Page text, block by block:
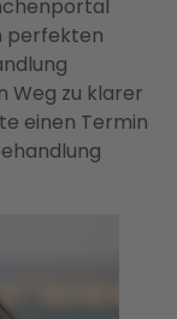
perfekten
Weg zu klarer
einen Termin